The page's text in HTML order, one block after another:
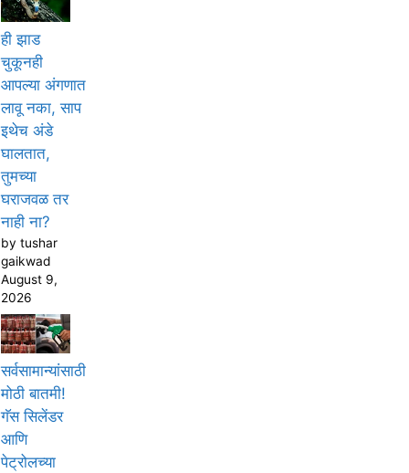
ही झाड
चुकूनही
आपल्या अंगणात
लावू नका, साप
इथेच अंडे
घालतात,
तुमच्या
घराजवळ तर
नाही ना?
by tushar
gaikwad
August 9,
2026
सर्वसामान्यांसाठी
मोठी बातमी!
गॅस सिलेंडर
आणि
पेट्रोलच्या